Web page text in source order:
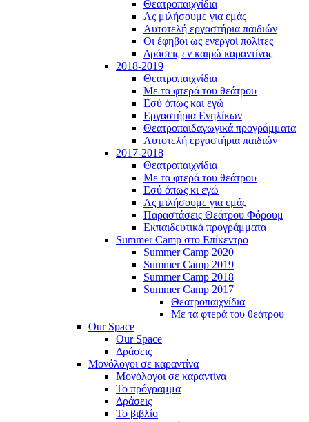
Θεατροπαιχνίδια
Ας μιλήσουμε για εμάς
Αυτοτελή εργαστήρια παιδιών
Οι έφηβοι ως ενεργοί πολίτες
Δράσεις εν καιρώ καραντίνας
2018-2019
Θεατροπαιχνίδια
Με τα φτερά του θεάτρου
Εσύ όπως και εγώ
Εργαστήρια Ενηλίκων
Θεατροπαιδαγωγικά προγράμματα
Αυτοτελή εργαστήρια παιδιών
2017-2018
Θεατροπαιχνίδια
Με τα φτερά του θεάτρου
Εσύ όπως κι εγώ
Ας μιλήσουμε για εμάς
Παραστάσεις Θεάτρου Φόρουμ
Εκπαιδευτικά προγράμματα
Summer Camp στο Επίκεντρο
Summer Camp 2020
Summer Camp 2019
Summer Camp 2018
Summer Camp 2017
Θεατροπαιχνίδια
Με τα φτερά του θεάτρου
Our Space
Our Space
Δράσεις
Μονόλογοι σε καραντίνα
Μονόλογοι σε καραντίνα
Το πρόγραμμα
Δράσεις
Το βιβλίο